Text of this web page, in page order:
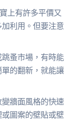
上有許多平價又
利用。但要注意
蚤市場，有時能
的翻新，就能讓
牆面風格的快速
圖案的壁貼或壁